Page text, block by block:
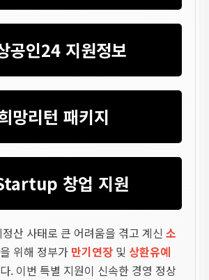
공인24 지원정보
망리턴 패키지
창업 지원
산 사태로 큰 어려움을 겪고 계신소
위해 정부가 만기연장 및 상환유예
. 이번 특별 지원이 신속한 경영 정상